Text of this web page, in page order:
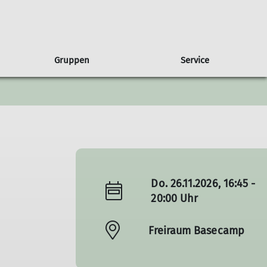
Presse Sponsoren
Partnerschaft Natur & Klima
Ausbildungsberichte
Gruppen
Albatros Wandern Wettkampfklettern
Service
Freiwilligendienst
Do. 26.11.2026, 16:45 -
20:00 Uhr
Freiraum Basecamp